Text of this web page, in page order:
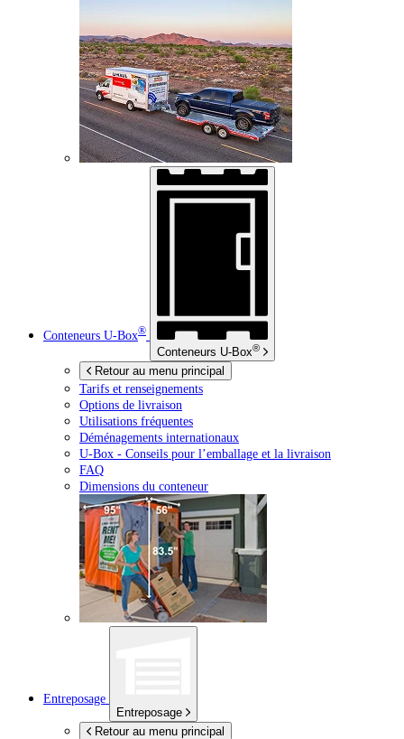
Conteneurs U-Box®
Conteneurs U-Box®
Retour au menu principal
Tarifs et renseignements
Options de livraison
Utilisations fréquentes
Déménagements internationaux
U-Box - Conseils pour l’emballage et la livraison
FAQ
Dimensions du conteneur
Entreposage
Entreposage
Retour au menu principal